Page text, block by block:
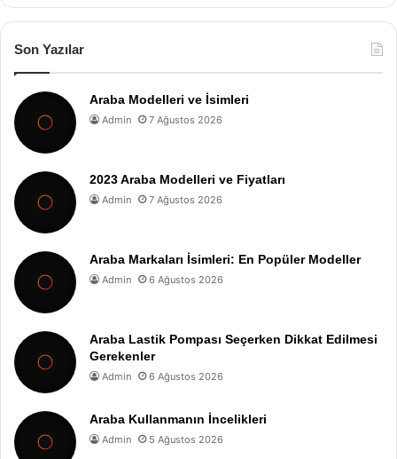
Son Yazılar
Araba Modelleri ve İsimleri
Admin 7 Ağustos 2026
2023 Araba Modelleri ve Fiyatları
Admin 7 Ağustos 2026
Araba Markaları İsimleri: En Popüler Modeller
Admin 6 Ağustos 2026
Araba Lastik Pompası Seçerken Dikkat Edilmesi
Gerekenler
Admin 6 Ağustos 2026
Araba Kullanmanın İncelikleri
Admin 5 Ağustos 2026